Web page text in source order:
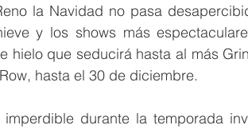
la Navidad no pasa
y los shows más
hielo que seducirá hasta al más
hasta el 30 de diciembre.
imperdible durante la temporada